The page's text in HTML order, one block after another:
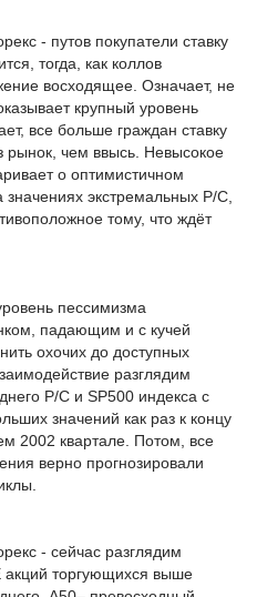
- путов покупатели ставку
тогда, как коллов
восходящее. Означает, не
крупный уровень
все больше граждан ставку
рынок, чем ввысь. Невысокое
о оптимистичном
экстремальных P/C,
тому, что ждёт
пессимизма
падающим и с кучей
охочих до доступных
разглядим
P/С и SP500 индекса с
значений как раз к концу
2002 квартале. Потом, все
верно прогнозировали
- сейчас разглядим
акций торгующихся выше